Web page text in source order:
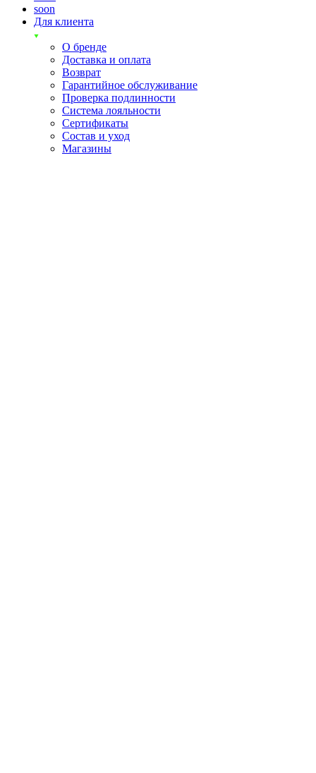
soon
Для клиента
О бренде
Доставка и оплата
Возврат
Гарантийное обслуживание
Проверка подлинности
Система лояльности
Сертификаты
Состав и уход
Магазины